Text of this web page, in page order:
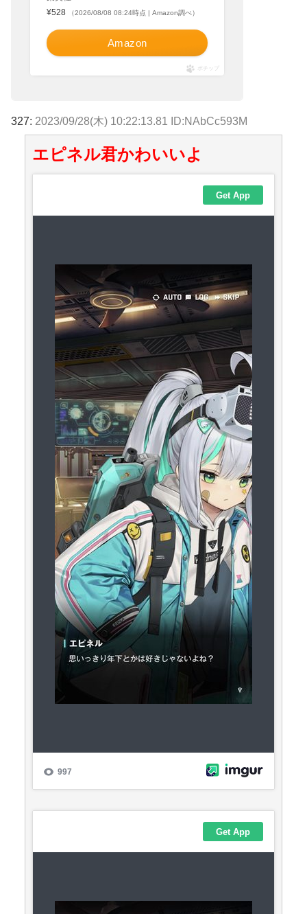
¥528
（2026/08/08 08:24時点 | Amazon調べ）
Amazon
ポチップ
327: 2023/09/28(木) 10:22:13.81 ID:NAbCc593M
エピネル君かわいいよ